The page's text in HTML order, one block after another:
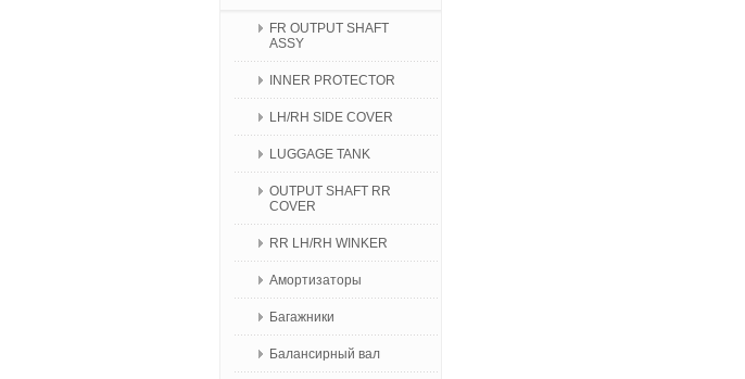
FR OUTPUT SHAFT
ASSY
INNER PROTECTOR
LH/RH SIDE COVER
LUGGAGE TANK
OUTPUT SHAFT RR
COVER
RR LH/RH WINKER
Амортизаторы
Багажники
Балансирный вал